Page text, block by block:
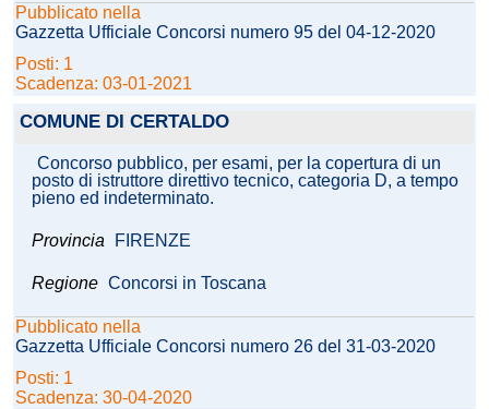
Pubblicato nella
Gazzetta Ufficiale Concorsi numero 95 del 04-12-2020
Posti: 1
Scadenza: 03-01-2021
COMUNE DI CERTALDO
Concorso pubblico, per esami, per la copertura di un
posto di istruttore direttivo tecnico, categoria D, a tempo
pieno ed indeterminato.
Provincia FIRENZE
Regione Concorsi in Toscana
Pubblicato nella
Gazzetta Ufficiale Concorsi numero 26 del 31-03-2020
Posti: 1
Scadenza: 30-04-2020